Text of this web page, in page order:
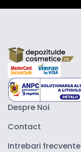
Despre Noi
Contact
Intrebari frecvente